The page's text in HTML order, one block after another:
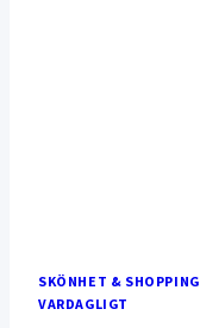
SKÖNHET & SHOPPING
VARDAGLIGT